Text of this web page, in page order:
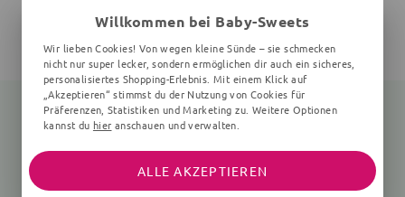
Langarmbody
Unifarben, beige
26,91 €
Print
25,35 € 27,90 €
Babyhose
Unifarben, rosa
24,90 €
Willkommen bei Baby-Sweets
Wir lieben Cookies! Von wegen kleine Sünde – sie schmecken
nicht nur super lecker, sondern ermöglichen dir auch ein sicheres,
personalisiertes Shopping-Erlebnis. Mit einem Klick auf
„Akzeptieren“ stimmst du der Nutzung von Cookies für
Präferenzen, Statistiken und Marketing zu. Weitere Optionen
kannst du hier anschauen und verwalten.
ALLE AKZEPTIEREN